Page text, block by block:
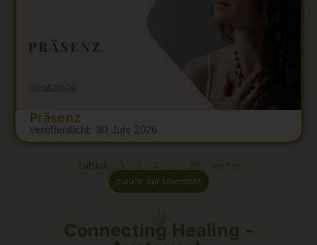
Präsenz
veröffentlicht: 30 Juni 2026
zurück 1 2 3 … 28 weiter
zurück zur Übersicht
Connecting Healing -